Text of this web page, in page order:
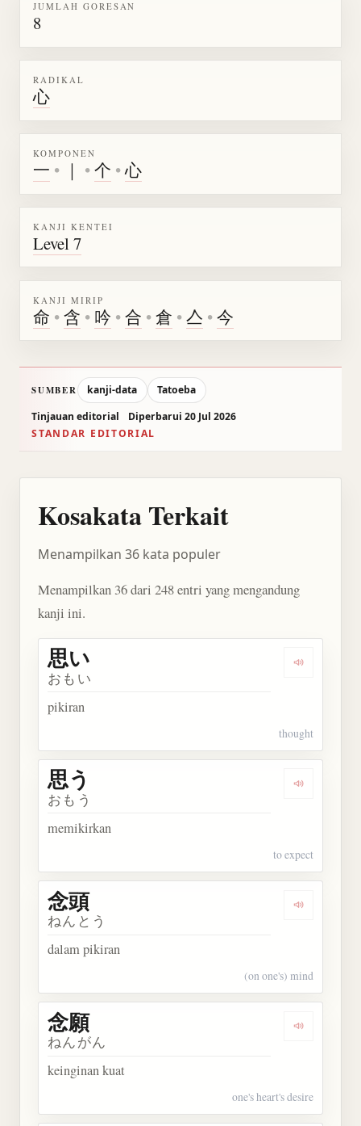
JUMLAH GORESAN
8
RADIKAL
心
KOMPONEN
一 • ｜ •个 •心
KANJI KENTEI
Level 7
KANJI MIRIP
命 •含 • 吟 •合 •倉 •亼 •今
SUMBER kanji-data
Tatoeba
Tinjauan editorial
Diperbarui 20 Jul 2026
STANDAR EDITORIAL
Kosakata Terkait
Menampilkan 36 kata populer
Menampilkan 36 dari 248 entri yang mengandung
kanji ini.
Dengarkan
思い
おもい
pikiran
thought
Dengarkan
思う
おもう
memikirkan
to expect
Dengarkan
念頭
ねんとう
dalam pikiran
(on one's) mind
Dengarkan
念願
ねんがん
keinginan kuat
one's heart's desire